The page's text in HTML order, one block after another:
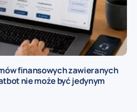
finansowych zawieranych
nie może być jedynym